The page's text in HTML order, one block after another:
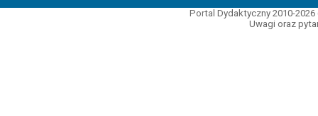
Portal Dydaktyczny 2010-
Uwagi oraz